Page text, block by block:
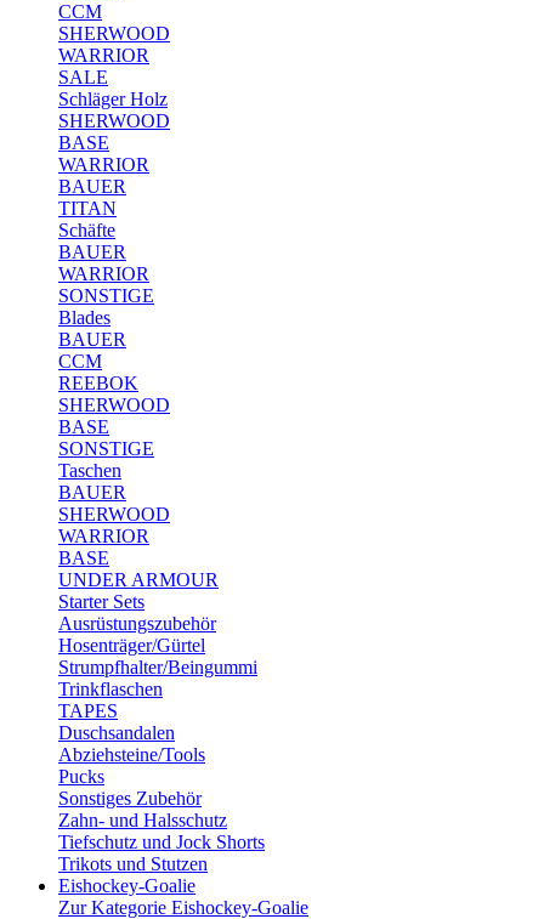
CCM
SHERWOOD
WARRIOR
SALE
Schläger Holz
SHERWOOD
BASE
WARRIOR
BAUER
TITAN
Schäfte
BAUER
WARRIOR
SONSTIGE
Blades
BAUER
CCM
REEBOK
SHERWOOD
BASE
SONSTIGE
Taschen
BAUER
SHERWOOD
WARRIOR
BASE
UNDER ARMOUR
Starter Sets
Ausrüstungszubehör
Hosenträger/Gürtel
Strumpfhalter/Beingummi
Trinkflaschen
TAPES
Duschsandalen
Abziehsteine/Tools
Pucks
Sonstiges Zubehör
Zahn- und Halsschutz
Tiefschutz und Jock Shorts
Trikots und Stutzen
Eishockey-Goalie
Zur Kategorie Eishockey-Goalie